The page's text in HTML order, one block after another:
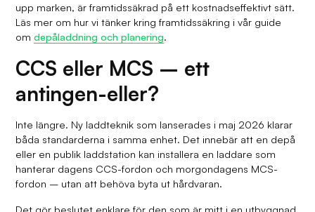
upp marken, är framtidssäkrad på ett kostnadseffektivt sätt.
Läs mer om hur vi tänker kring framtidssäkring i vår guide
omdepåladdning och planering.
CCS eller MCS – ett
antingen-eller?
Inte längre. Ny laddteknik som lanserades i maj 2026 klarar
båda standarderna i samma enhet. Det innebär att en depå
eller en publik laddstation kan installera en laddare som
hanterar dagens CCS-fordon och morgondagens MCS-
fordon – utan att behöva byta ut hårdvaran.
Det gör beslutet enklare för den som är mitt i en utbyggnad